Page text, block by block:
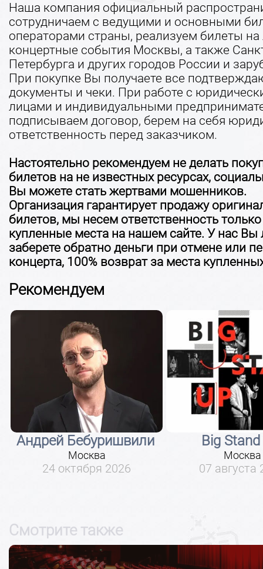
Наша компания официальный
сотрудничаем с ведущими и основными
операторами страны, реализуем билеты
концертные события Москвы, а также
Петербурга и других городов России и
При покупке Вы получаете все
документы и чеки. При работе с
лицами и индивидуальными
подписываем договор, берем на себя
ответственность перед заказчиком.
Настоятельно рекомендуем не делать
билетов на не известных ресурсах,
Вы можете стать жертвами мошенников.
Организация гарантирует продажу
билетов, мы несем ответственность
купленные места на нашем сайте. У нас Вы
заберете обратно деньги при отмене или
концерта, 100% возврат за места
Рекомендуем
Андрей Бебуришвили
Москва
24 октября 2026
Big Stand
Москва
07 августа
Смотрите также